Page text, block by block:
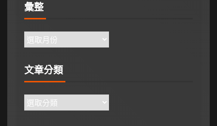
彙整
文章分類